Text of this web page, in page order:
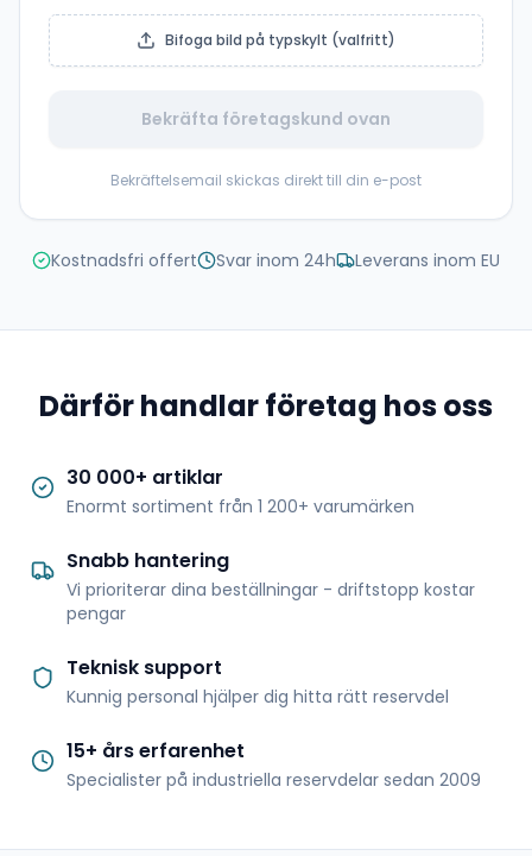
Bifoga bild på typskylt (valfritt)
Bekräfta företagskund ovan
Bekräftelsemail skickas direkt till din e-post
Kostnadsfri offert Svar inom 24h Leverans inom EU
Därför handlar företag hos oss
30 000+ artiklar
Enormt sortiment från 1 200+ varumärken
Snabb hantering
Vi prioriterar dina beställningar - driftstopp kostar
pengar
Teknisk support
Kunnig personal hjälper dig hitta rätt reservdel
15+ års erfarenhet
Specialister på industriella reservdelar sedan 2009